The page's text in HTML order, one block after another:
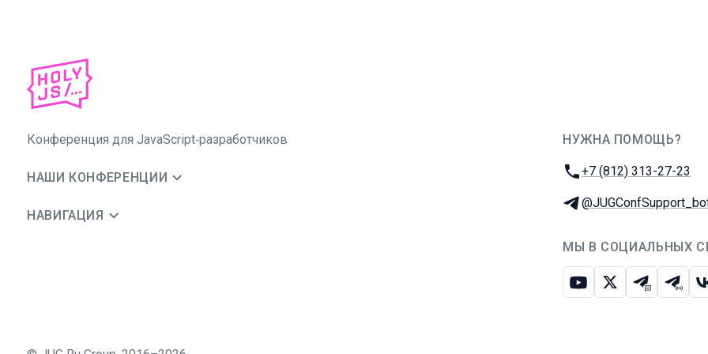
Конференция для JavaScript‑разработчиков
НАШИ КОНФЕРЕНЦИИ
НАВИГАЦИЯ
НУЖНА ПОМОЩЬ?
Телефон:
+7 (812) 313-27-23
Телеграм:
МЫ В СОЦИАЛЬНЫХ
ЮтубИкс Телеграм-